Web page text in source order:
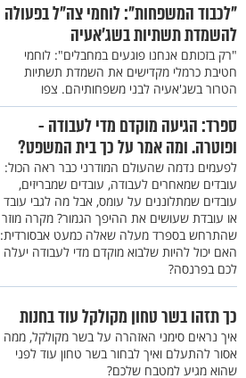
"לכבוד המשפחות": לוחמי צה"ל בפעולה
להשמדת תשתיות בשג'אעיה
"רק בזכותם אנחנו פוגעים במחבלים": לוחמי
חטיבת כרמלי מקדישים את השמדת תשתיות
הטרור בשג'אעיה לבני משפחותיהם. צפו
ספרד: הגיעה מוקדם מדי לעבודה -
ופוטרה. ומה אמר על כך בית המשפט?
לפעמים נדמה שהעולם המודרני כבר ראה הכול:
עובדים שמאחרים לעבודה, עובדים שמבריזים,
עובדים שמתלוננים על עומס, אבל מה לגבי עובד
או עובדת שעושים את ההיפך הגמור? מקרה מוזר
שהתרחש בספרד מעלה שאלה כמעט אבסורדית:
האם יכול להיות שלבוא מוקדם מדי לעבודה יעלה
לכם בפרנסה?
כך תזהו בשר טחון מקולקל עוד בחנות
איך נראים סימני האזהרה על בשר מקולקל, ממה
אסור להתעלם ואיך לבחור בשר טחון עוד לפני
שהוא מגיע למטבח שלכם?